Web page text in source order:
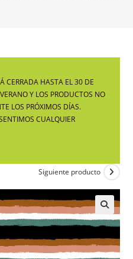
CERRADA HASTA EL 30 DE
Y LOS PRODUCTOS NO
LOS PRÓXIMOS DÍAS.
CUALQUIER
Siguiente producto
🔍